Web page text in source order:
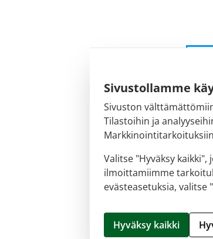
Sivustollamme
Sivuston
Tilastoihin ja
Markkinointitarkoituksiin
Valitse "Hyväksy
ilmoittamiimme
evästeasetuksia, valitse
Hyväksy kaikki